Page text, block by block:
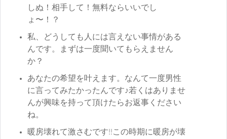
しぬ！相手して！無料ならいいでし
ょ〜！？
私、どうしても人には言えない事情がある
んです。まずは一度聞いてもらえません
か？
あなたの希望を叶えます。なんて一度男性
に言ってみたかったんです♪若くはありませ
んが興味を持って頂けたらお返事ください
ね。
暖房壊れて激さむです!!この時期に暖房が壊